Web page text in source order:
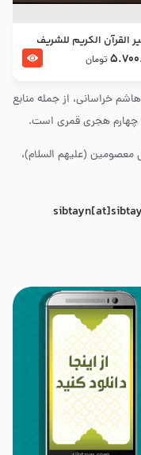
خراسانی، از جمله منابع
چهارم هجری قمری است.
(علیهم السلام)،
القرآن الكريم للشريف
قدس سرّه
تومان